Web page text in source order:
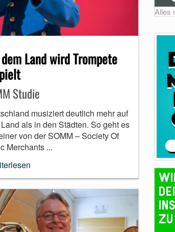
Land wird Trompete
Studie
musiziert deutlich mehr auf
als in den Städten. So geht es
von der SOMM – Society Of
Merchants ...
Alles